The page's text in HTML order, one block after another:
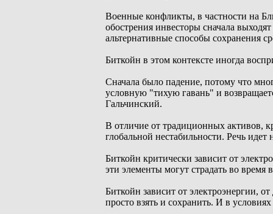
Военные конфликты, в частности на
обострения инвесторы сначала
альтернативные способы сохранения
Биткойн в этом контексте иногда
Сначала было падение, потому что
условную "тихую гавань" и
Гальчинский.
В отличие от традиционных активов,
глобальной нестабильности. Речь
Биткойн критически зависит от
эти элементы могут страдать во время
Биткойн зависит от электроэнергии,
просто взять и сохранить. И в